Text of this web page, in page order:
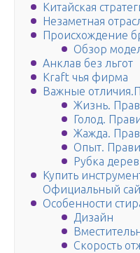
Китайская
Незаметная
Происхождение
Обзор
Анклав без льгот
Kraft чья фирма
Важные
Жизнь.
Голод.
Жажда.
Опыт.
Рубка
Купить
Официальный
Особенности
Дизайн
Скорость